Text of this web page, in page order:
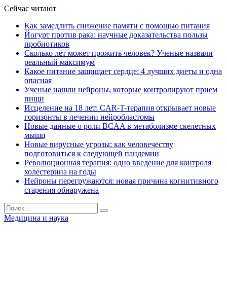
Сейчас читают
Как замедлить снижение памяти с помощью питания
Йогурт против рака: научные доказательства пользы
пробиотиков
Сколько лет может прожить человек? Ученые назвали
реальный максимум
Какое питание защищает сердце: 4 лучших диеты и одна
опасная
Ученые нашли нейроны, которые контролируют прием
пищи
Исцеление на 18 лет: CAR-T-терапия открывает новые
горизонты в лечении нейробластомы
Новые данные о роли BCAA в метаболизме скелетных
мышц
Новые вирусные угрозы: как человечеству
подготовиться к следующей пандемии
Революционная терапия: одно введение для контроля
холестерина на годы
Нейроны перегружаются: новая причина когнитивного
старения обнаружена
Медицина и наука